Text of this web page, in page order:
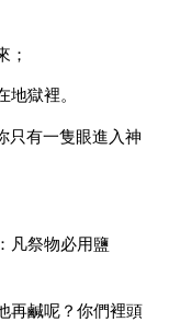
；
獄裡。
只有一隻眼進入神
凡祭物必用鹽
再鹹呢？你們裡頭